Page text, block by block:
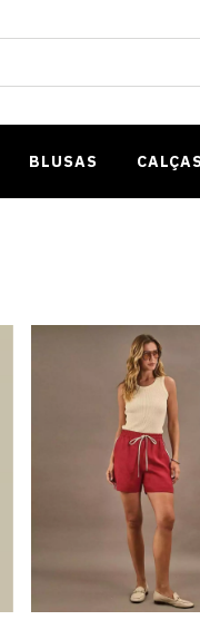
BLUSAS